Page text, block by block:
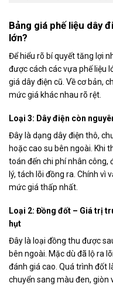
Bảng giá phế liệu dây
lớn?
Để hiểu rõ bí quyết tăng lợi
được cách các vựa phế liệu
giá dây điện cũ. Về cơ bản,
mức giá khác nhau rõ rệt.
Loại 3: Dây điện còn
Đây là dạng dây điện thô,
hoặc cao su bên ngoài. Khi
toán đến chi phí nhân công,
lý, tách lõi đồng ra. Chính vì
mức giá thấp nhất.
Loại 2: Đồng đốt – Giá trị
hụt
Đây là loại đồng thu được
bên ngoài. Mặc dù đã lộ ra
đánh giá cao. Quá trình đốt
chuyển sang màu đen, giòn